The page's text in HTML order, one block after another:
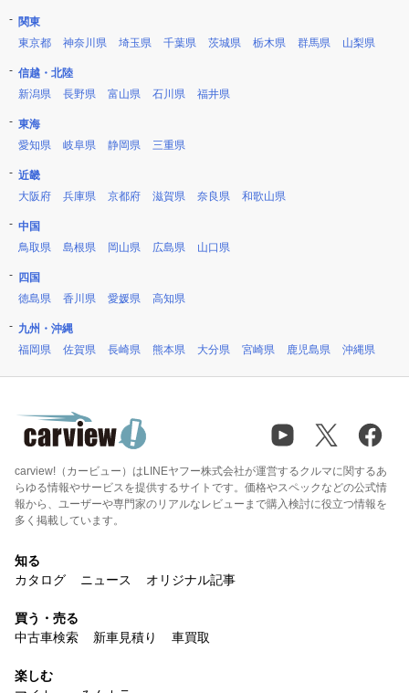
関東
東京都
神奈川県 埼玉県 千葉県 茨城県 栃木県 群馬県 山梨県
信越・北陸
新潟県
長野県 富山県 石川県 福井県
東海
愛知県
岐阜県 静岡県 三重県
近畿
大阪府
兵庫県 京都府 滋賀県 奈良県 和歌山県
中国
鳥取県
島根県 岡山県 広島県 山口県
四国
徳島県
香川県 愛媛県 高知県
九州・沖縄
福岡県
佐賀県 長崎県 熊本県 大分県 宮崎県 鹿児島県 沖縄県
carview!（カービュー）はLINEヤフー株式会社が運営するクルマに関するあ
らゆる情報やサービスを提供するサイトです。価格やスペックなどの公式情
報から、ユーザーや専門家のリアルなレビューまで購入検討に役立つ情報を
多く掲載しています。
知る
カタログ
ニュース オリジナル記事
買う・売る
中古車検索
新車見積り 車買取
楽しむ